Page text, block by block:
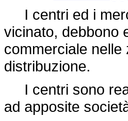
I centri ed i
vicinato, debbono
commerciale
distribuzione.
I centri sono
ad apposite